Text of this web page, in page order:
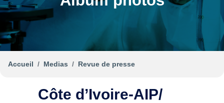
Accueil Medias Revue de presse
Côte d’Ivoire-AIP/